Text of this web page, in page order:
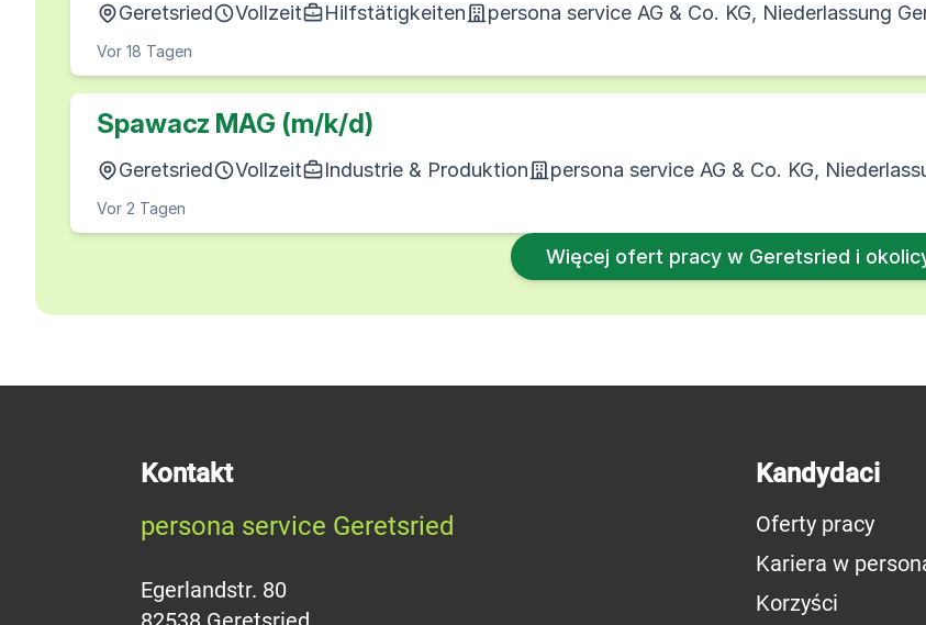
Geretsried Vollzeit Hilfstätigkeiten persona service AG & Co. KG, Niederlassung
Vor 18 Tagen
Spawacz MAG (m/k/d)
Geretsried Vollzeit Industrie & Produktion persona service AG & Co. KG,
Vor 2 Tagen
Więcej ofert pracy w Geretsried i
Kontakt
persona service Geretsried
Egerlandstr. 80
Kandydaci
Oferty pracy
Kariera w
Korzyści